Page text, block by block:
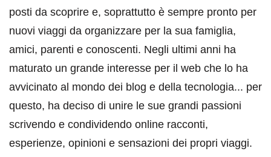
posti da scoprire e, soprattutto è sempre pronto per
nuovi viaggi da organizzare per la sua famiglia,
amici, parenti e conoscenti. Negli ultimi anni ha
maturato un grande interesse per il web che lo ha
avvicinato al mondo dei blog e della tecnologia... per
questo, ha deciso di unire le sue grandi passioni
scrivendo e condividendo online racconti,
esperienze, opinioni e sensazioni dei propri viaggi.